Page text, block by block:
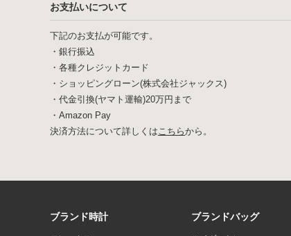
お支払いについて
下記のお支払が可能です。
・銀行振込
・各種クレジットカード
・ショッピングローン(株式会社ジャックス)
・代金引換(ヤマト運輸)20万円まで
・Amazon Pay
決済方法について詳しくはこちらから。
ブランド時計 ブランドバッグ